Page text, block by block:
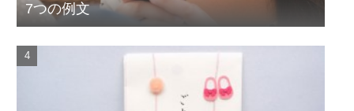
7つの例文